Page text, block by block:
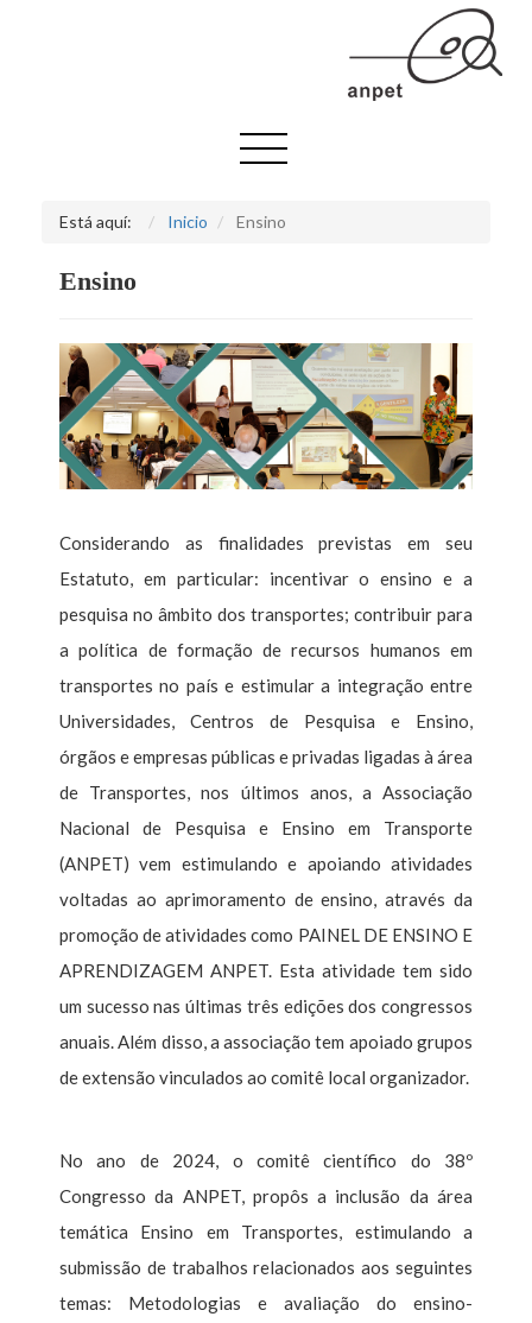
Está aquí: Inicio Ensino
Ensino
Considerando as finalidades previstas em seu
Estatuto, em particular: incentivar o ensino e a
pesquisa no âmbito dos transportes; contribuir para
a política de formação de recursos humanos em
transportes no país e estimular a integração entre
Universidades, Centros de Pesquisa e Ensino,
órgãos e empresas públicas e privadas ligadas à área
de Transportes, nos últimos anos, a Associação
Nacional de Pesquisa e Ensino em Transporte
(ANPET) vem estimulando e apoiando atividades
voltadas ao aprimoramento de ensino, através da
promoção de atividades como PAINEL DE ENSINO E
APRENDIZAGEM ANPET. Esta atividade tem sido
um sucesso nas últimas três edições dos congressos
anuais. Além disso, a associação tem apoiado grupos
de extensão vinculados ao comitê local organizador.
No ano de 2024, o comitê científico do 38º
Congresso da ANPET, propôs a inclusão da área
temática Ensino em Transportes, estimulando a
submissão de trabalhos relacionados aos seguintes
temas: Metodologias e avaliação do ensino-